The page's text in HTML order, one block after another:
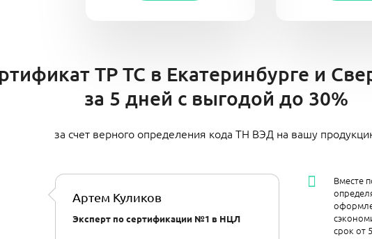
ТР ТС в Екатеринбургe и
за 5 дней с выгодой до 30%
за счет верного определения кода ТН ВЭД на вашу
Артем Куликов
Эксперт по сертификации №1 в НЦЛ
Вместе
срок от